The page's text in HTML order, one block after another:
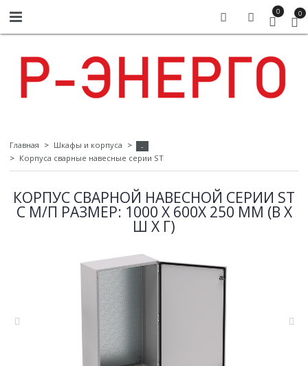
0 0
Главная Шкафы и корпуса
-
Корпуса сварные навесные серии ST
КОРПУС СВАРНОЙ НАВЕСНОЙ СЕРИИ ST
С М/П РАЗМЕР: 1000 X 600X 250 ММ (В Х
Ш Х Г)